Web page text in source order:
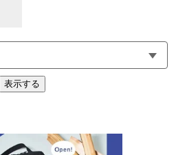
表示する